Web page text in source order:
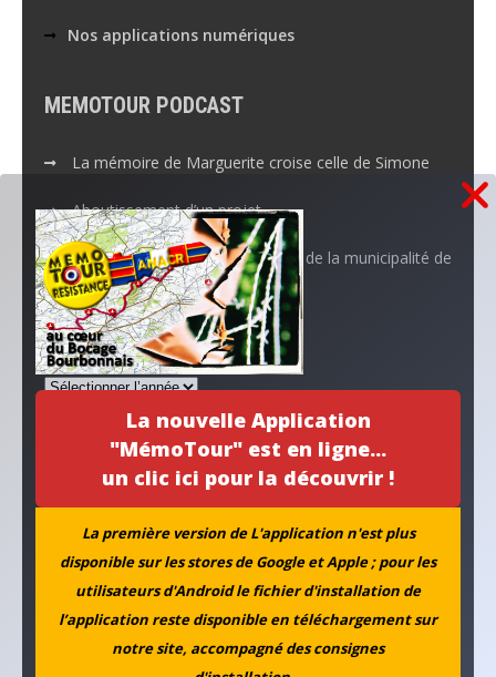
La nouvelle Application
"MémoTour" est en ligne...
un clic ici pour la découvrir !
La première version de L'application n'est plus
disponible sur les stores de Google et Apple ; pour les
utilisateurs d'Android le fichier d'installation de
l’application reste disponible en téléchargement sur
notre site, accompagné des consignes
Nos applications numériques
MEMOTOUR PODCAST
La mémoire de Marguerite croise celle de Simone
Aboutissement d’un projet…
L’ANACR accompagne l’initiative de la municipalité de
Neuvy
Archives
Rechercher